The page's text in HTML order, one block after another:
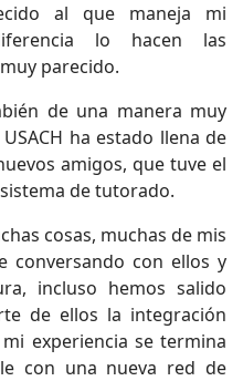
al que maneja mi
lo hacen las
parecido.
de una manera muy
ha estado llena de
amigos, que tuve el
de tutorado.
cosas, muchas de mis
conversando con ellos y
incluso hemos salido
de ellos la integración
experiencia se termina
con una nueva red de